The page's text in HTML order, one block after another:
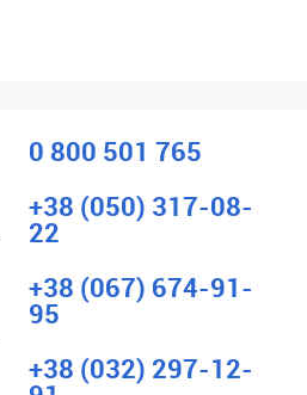
0 800 501 765
+38 (050) 317-08-
22
+38 (067) 674-91-
95
+38 (032) 297-12-